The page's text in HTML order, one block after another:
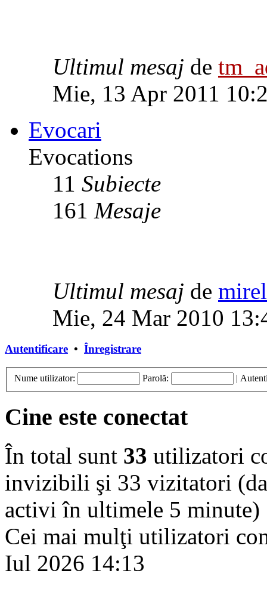
Ultimul mesaj de
Mie, 13 Apr 2011
Evocari
Evocations
11 Subiecte
161 Mesaje
Ultimul mesaj de mirel
Mie, 24 Mar 2010
Autentificare • Înregistrare
Nume utilizator: Parolă: |
Cine este conectat
În total sunt 33 utilizatori
invizibili şi 33 vizitatori
activi în ultimele 5 minute)
Cei mai mulţi utilizatori
Iul 2026 14:13